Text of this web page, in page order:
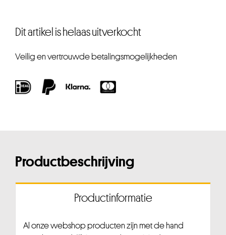
Dit artikel is helaas uitverkocht
Veilig en vertrouwde betalingsmogelijkheden
Productbeschrijving
Productinformatie
Al onze webshop producten zijn met de hand